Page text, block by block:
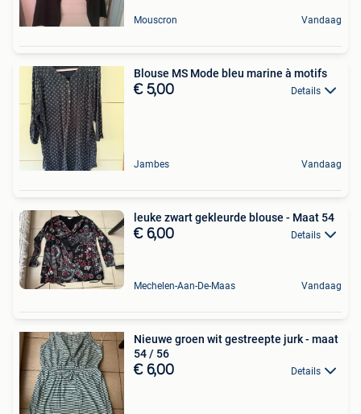
Mouscron Vandaag
Blouse MS Mode bleu marine à motifs
€ 5,00 Details
Jambes Vandaag
leuke zwart gekleurde blouse - Maat 54
€ 6,00 Details
Mechelen-Aan-De-Maas Vandaag
Nieuwe groen wit gestreepte jurk - maat
54 / 56
€ 6,00 Details